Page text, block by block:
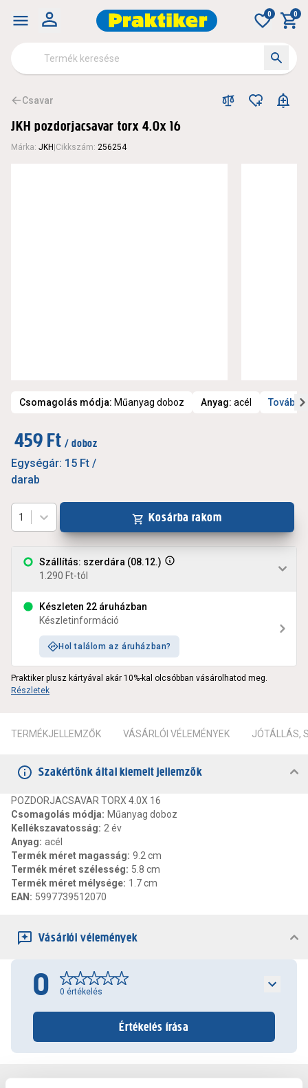
0 0
Csavar
JKH pozdorjacsavar torx 4.0x 16
Márka: JKH Cikkszám: 256254
Csomagolás módja: Műanyag doboz Anyag: acél További
459 Ft / doboz
Egységár: 15 Ft /
darab
Szállítás: szerdára (08.12.)
1.290 Ft-tól
Készleten 22 áruházban
Készletinformáció
Hol találom az áruházban?
1 Kosárba rakom
Praktiker plusz kártyával akár 10%-kal olcsóbban vásárolhatod meg.
Részletek
TERMÉKJELLEMZŐK VÁSÁRLÓI VÉLEMÉNYEK JÓTÁLLÁS,
Szakértőnk által kiemelt jellemzők
POZDORJACSAVAR TORX 4.0X 16
Csomagolás módja: Műanyag doboz
Kellékszavatosság: 2 év
Anyag: acél
Termék méret magasság: 9.2 cm
Termék méret szélesség: 5.8 cm
Termék méret mélysége: 1.7 cm
EAN : 5997739512070
Vásárlói vélemények
0 0 értékelés
Értékelés írása